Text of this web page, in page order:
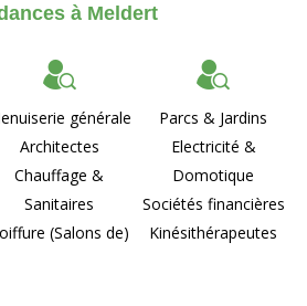
à Meldert
générale
Architectes
Chauffage &
Sanitaires
(Salons de)
Parcs & Jardins
Electricité &
Domotique
Sociétés financières
Kinésithérapeutes